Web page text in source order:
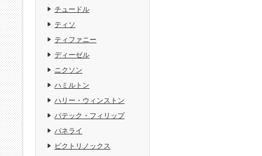
チュードル
ティソ
ティファニー
ディーゼル
ニクソン
ハミルトン
ハリー・ウィンストン
パテック・フィリップ
パネライ
ビクトリノックス